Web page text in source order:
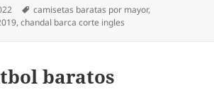
Etiquetas
camisetas baratas por mayor,
,chandal barca corte ingles
baratos